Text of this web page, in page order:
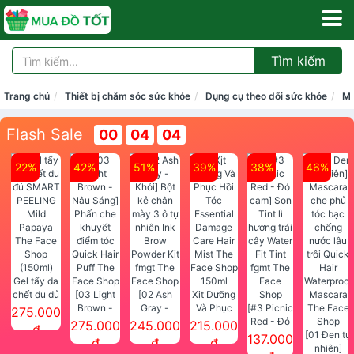
Tìm kiếm
Trang chủ Thiết bị chăm sóc sức khỏe Dụng cụ theo dõi sức khỏe
Flash Sale 00 04 04
22%
Gel tẩy da
chết đu đủ
SMART
PEELING
275.000
đ
42%
[03 Light
Brown -
Nâu Sáng]
Phấn che
275.000
đ
51%
[02 Ash
Gray -
Khói] Bột
kẻ chân
245.000
đ
39%
Xịt Dưỡng
Và Phục
Hồi Tóc
Essential
215.000
đ
38%
[#3 Picnic
Red - Đỏ
cam] Son
137.000
46%
[01 Đen tự
nhiên]